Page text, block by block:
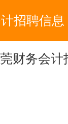
招聘信息
财务会计